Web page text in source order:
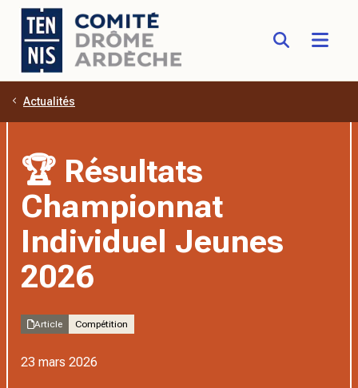
Aller au contenu principal
Actualités
🏆 Résultats
Championnat
Individuel Jeunes
2026
Article Compétition
23 mars 2026